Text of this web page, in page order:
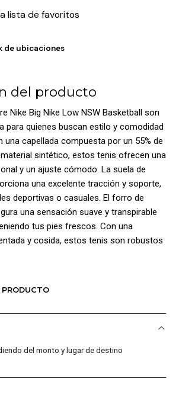
lista de favoritos
de ubicaciones
del producto
Nike Big Nike Low NSW Basketball son
para quienes buscan estilo y comodidad
una capellada compuesta por un 55% de
sintético, estos tenis ofrecen una
y un ajuste cómodo. La suela de
una excelente tracción y soporte,
deportivas o casuales. El forro de
una sensación suave y transpirable
tus pies frescos. Con una
y cosida, estos tenis son robustos
desafío. ¡Luce bien y siéntete bien con
en Pacific Sport Colombia!:
del monto y lugar de destino